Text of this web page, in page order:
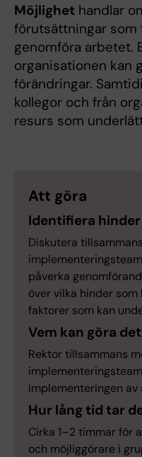
Möjlighet handlar
förutsättningar som
genomföra arbetet.
organisationen kan
förändringar.
kollegor och från
resurs som
Att göra
Identifiera
Diskutera
påverka
över vilka hinder
faktorer som kan
Vem kan göra
Rektor tillsammans
implementeringen
Hur lång tid tar
Cirka 1–2 timmar för
och möjliggörare i